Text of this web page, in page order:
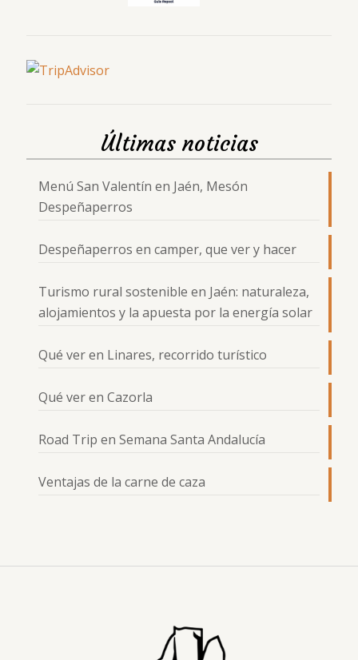
Últimas noticias
Menú San Valentín en Jaén, Mesón
Despeñaperros
Despeñaperros en camper, que ver y hacer
Turismo rural sostenible en Jaén: naturaleza,
alojamientos y la apuesta por la energía solar
Qué ver en Linares, recorrido turístico
Qué ver en Cazorla
Road Trip en Semana Santa Andalucía
Ventajas de la carne de caza